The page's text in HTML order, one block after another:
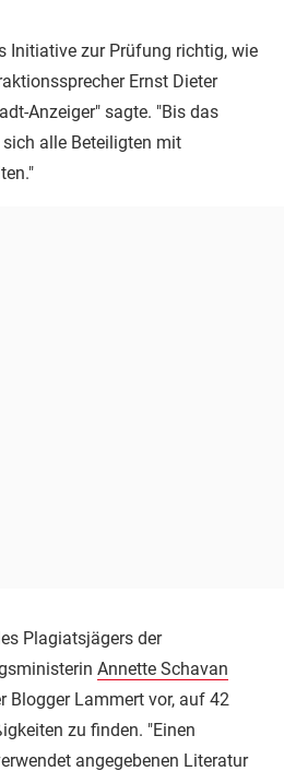
Initiative zur Prüfung richtig, wie
Ernst Dieter
Anzeiger" sagte. "Bis das
alle Beteiligten mit
Plagiatsjägers der
Annette Schavan
Blogger Lammert vor, auf 42
zu finden. "Einen
angegebenen Literatur